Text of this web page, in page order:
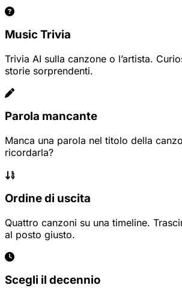
Music Trivia
Trivia AI sulla canzone o l’artista.
storie sorprendenti.
Parola mancante
Manca una parola nel titolo della
ricordarla?
Ordine di uscita
Quattro canzoni su una timeline.
al posto giusto.
Scegli il decennio